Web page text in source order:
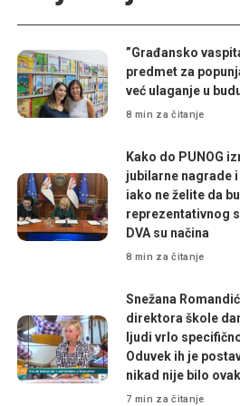
”Građansko
predmet za
već ulaganje u
8 min za čitanje
Kako do PUNOG
jubilarne nagrade
iako ne želite da
reprezentativnog
DVA su načina
8 min za čitanje
Snežana
direktora škole
ljudi vrlo
Oduvek ih je
nikad nije bilo
7 min za čitanje